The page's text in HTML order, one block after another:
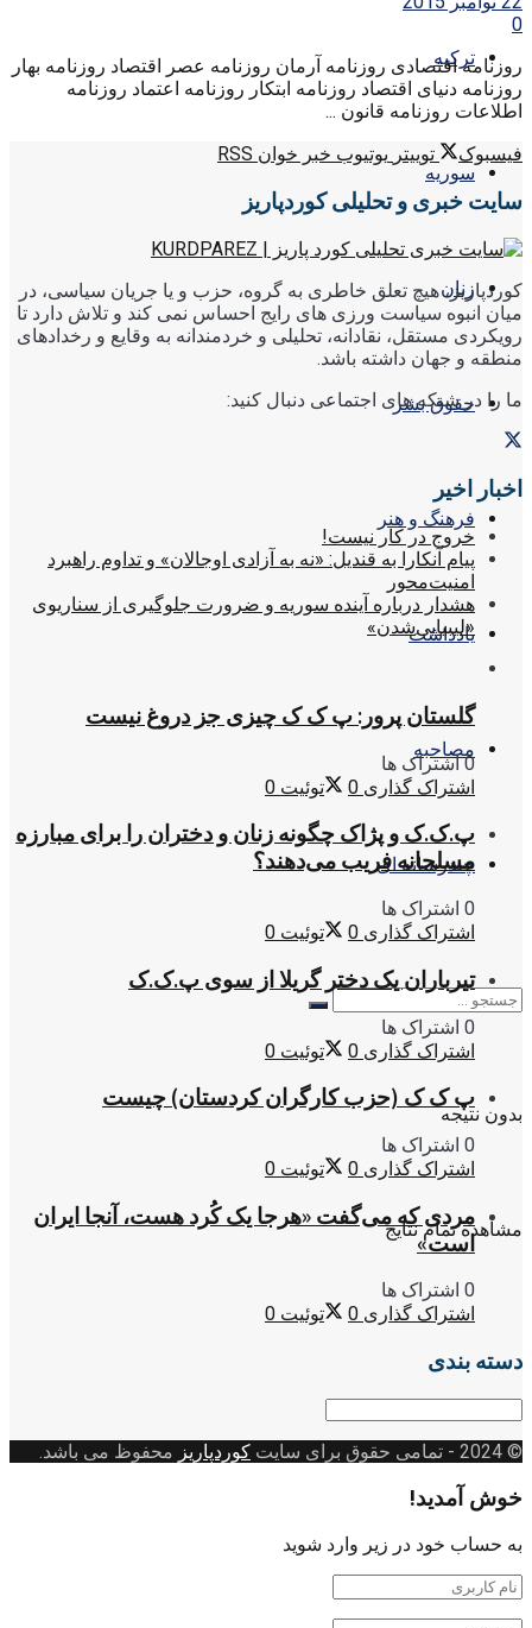
ترکیه
سوریه
زنان
حقوق بشر
فرهنگ و هنر
یادداشت
مصاحبه
چندرسانه ای
بدون نتیجه
مشاهده تمام نتایج
0
روزنامه اقتصادی روزنامه آرمان روزنامه عصر اقتصاد روزنامه بهار
روزنامه دنیای اقتصاد روزنامه ابتکار روزنامه اعتماد روزنامه
اطلاعات روزنامه قانون ...
فیسبوک
توییتر یوتیوب خبر خوان RSS
سایت خبری و تحلیلی کوردپاریز
کوردپاریز، هیچ تعلق خاطری به گروه، حزب و یا جریان سیاسی، در
میان انبوه سیاست ورزی های رایج احساس نمی کند و تلاش دارد تا
رویکردی مستقل، نقادانه، تحلیلی و خردمندانه به وقایع و رخدادهای
منطقه و جهان داشته باشد.
ما را در شبکه های اجتماعی دنبال کنید:
اخبار اخیر
خروج در کار نیست!
پیام آنکارا به قندیل: «نه به آزادی اوجالان» و تداوم راهبرد
امنیت‌محور
هشدار درباره آینده سوریه و ضرورت جلوگیری از سناریوی
«لیبیایی‌شدن»
گلستان پرور: پ ک ک چیزی جز دروغ نیست
0 اشتراک ها
اشتراک گذاری 0 توئیت 0
پ.ک.ک و پژاک چگونه زنان و دختران را برای مبارزه
مسلحانه فریب می‌دهند؟
0 اشتراک ها
اشتراک گذاری 0 توئیت 0
تیرباران یک دختر گریلا از سوی پ.ک.ک
0 اشتراک ها
اشتراک گذاری 0 توئیت 0
پ ک ک (حزب کارگران کردستان) چیست
0 اشتراک ها
اشتراک گذاری 0 توئیت 0
مردی که می‌گفت «هرجا یک کُرد هست، آنجا ایران
است»
0 اشتراک ها
اشتراک گذاری 0 توئیت 0
دسته بندی
دسته
© 2024
- تمامی حقوق برای سایت کوردپاریز محفوظ می باشد.
خوش آمدید!
به حساب خود در زیر وارد شوید